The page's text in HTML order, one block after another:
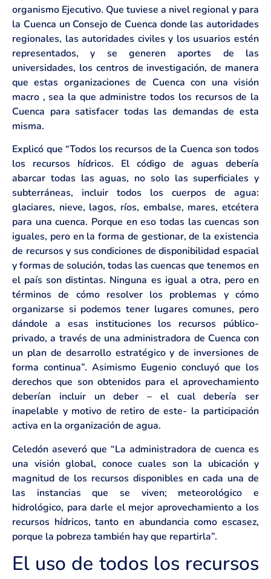
organismo Ejecutivo. Que tuviese a nivel regional y para
la Cuenca un Consejo de Cuenca donde las autoridades
regionales, las autoridades civiles y los usuarios estén
representados, y se generen aportes de las
universidades, los centros de investigación, de manera
que estas organizaciones de Cuenca con una visión
macro , sea la que administre todos los recursos de la
Cuenca para satisfacer todas las demandas de esta
misma.
Explicó que “Todos los recursos de la Cuenca son todos
los recursos hídricos. El código de aguas debería
abarcar todas las aguas, no solo las superficiales y
subterráneas, incluir todos los cuerpos de agua:
glaciares, nieve, lagos, ríos, embalse, mares, etcétera
para una cuenca. Porque en eso todas las cuencas son
iguales, pero en la forma de gestionar, de la existencia
de recursos y sus condiciones de disponibilidad espacial
y formas de solución, todas las cuencas que tenemos en
el país son distintas. Ninguna es igual a otra, pero en
términos de cómo resolver los problemas y cómo
organizarse si podemos tener lugares comunes, pero
dándole a esas instituciones los recursos público-
privado, a través de una administradora de Cuenca con
un plan de desarrollo estratégico y de inversiones de
forma continua”. Asimismo Eugenio concluyó que los
derechos que son obtenidos para el aprovechamiento
deberían incluir un deber – el cual debería ser
inapelable y motivo de retiro de este- la participación
activa en la organización de agua.
Celedón aseveró que “La administradora de cuenca es
una visión global, conoce cuales son la ubicación y
magnitud de los recursos disponibles en cada una de
las instancias que se viven; meteorológico e
hidrológico, para darle el mejor aprovechamiento a los
recursos hídricos, tanto en abundancia como escasez,
porque la pobreza también hay que repartirla”.
El uso de todos los recursos